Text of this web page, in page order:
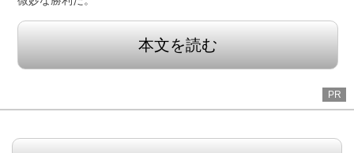
本文を読む
PR